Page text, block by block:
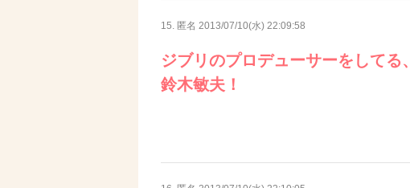
15. 匿名 2013/07/10(水) 22:09:58
ジブリのプロデューサーをしてる、
鈴木敏夫！